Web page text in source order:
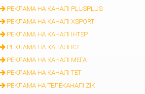
РЕКЛАМА НА КАНАЛІ PLUSPLUS
РЕКЛАМА НА КАНАЛІ XSPORT
РЕКЛАМА НА КАНАЛІ ІНТЕР
РЕКЛАМА НА КАНАЛІ К2
РЕКЛАМА НА КАНАЛІ МЕГА
РЕКЛАМА НА КАНАЛІ ТЕТ
РЕКЛАМА НА ТЕЛЕКАНАЛІ ZIK